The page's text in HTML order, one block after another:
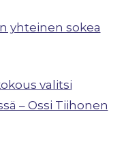
yhteinen sokea
valitsi
– Ossi Tiihonen